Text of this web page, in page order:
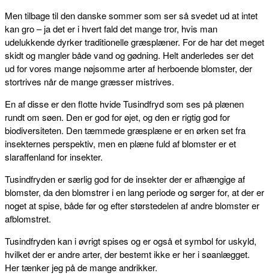
Men tilbage til den danske sommer som ser så svedet ud at intet
kan gro – ja det er i hvert fald det mange tror, hvis man
udelukkende dyrker traditionelle græsplæner. For de har det meget
skidt og mangler både vand og gødning. Helt anderledes ser det
ud for vores mange nøjsomme arter af herboende blomster, der
stortrives når de mange græsser mistrives.
En af disse er den flotte hvide Tusindfryd som ses på plænen
rundt om søen. Den er god for øjet, og den er rigtig god for
biodiversiteten. Den tæmmede græsplæne er en ørken set fra
insekternes perspektiv, men en plæne fuld af blomster er et
slaraffenland for insekter.
Tusindfryden er særlig god for de insekter der er afhængige af
blomster, da den blomstrer i en lang periode og sørger for, at der er
noget at spise, både før og efter størstedelen af andre blomster er
afblomstret.
Tusindfryden kan i øvrigt spises og er også et symbol for uskyld,
hvilket der er andre arter, der bestemt ikke er her i søanlægget.
Her tænker jeg på de mange andrikker.